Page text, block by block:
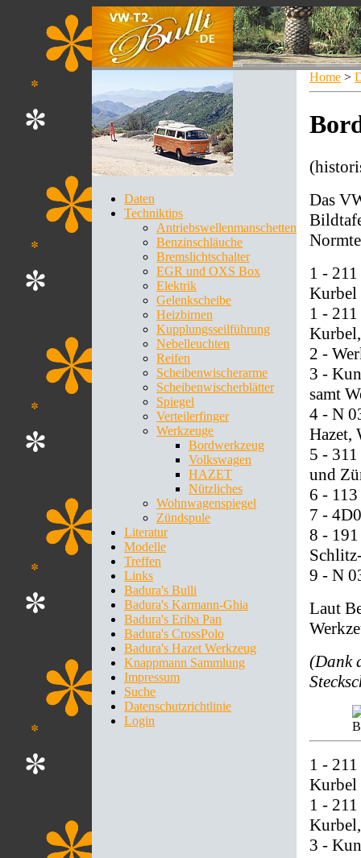
Daten
Techniktips
Antriebswellenmanschetten
Benzinschläuche
Bremslichtschalter
EGR und OXS Box
Elektrik
Gelenkscheibe
Heizbirnen
Kupplungsseilführung
Nebelleuchten
Reifen
Scheibenwischerarme
Scheibenwischerblätter
Spiegel
Verteilerfinger
Werkzeuge
Bordwerkzeug
Volkswagen
HAZET
Nützliches
Wohnwagenspiegel
Zündspule
Literatur
Modelle
Treffen
Links
Badura's Bulli
Badura's Karmann-Ghia
Badura's Eriba Pan
Badura's CrossPolo
Badura's Hazet Werkzeug
Knappmann Sammlung
Impressum
Suche
Datenschutzrichtlinie
Login
Home >
Das
1 -
Kurbel
1 -
2 -
3 -
samt
4 - N
Hazet,
5 -
und
6 -
7 -
8 -
9 - N
Laut
(Dank
1 -
Kurbel
1 -
3 -